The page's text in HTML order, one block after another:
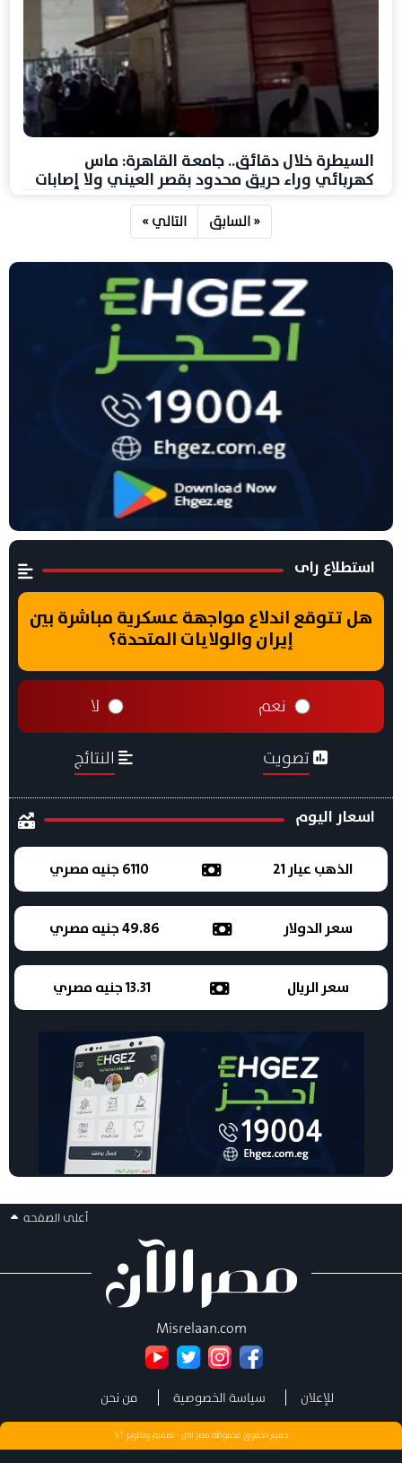
السيطرة خلال دقائق.. جامعة القاهرة: ماس
كهربائي وراء حريق محدود بقصر العيني ولا إصابات
« السابق التالي »
استطلاع راى
هل تتوقع اندلاع مواجهة عسكرية مباشرة بين
إيران والولايات المتحدة؟
نعم لا
تصويت النتائج
اسعار اليوم
الذهب عيار 21 6110 جنيه مصري
سعر الدولار 49.86 جنيه مصري
سعر الريال 13.31 جنيه مصري
أعلى الصفحه
Misrelaan.com
للإعلان سياسة الخصوصية من نحن
جميع الحقوق محفوظة مصر الان - تصميم وتطويرST